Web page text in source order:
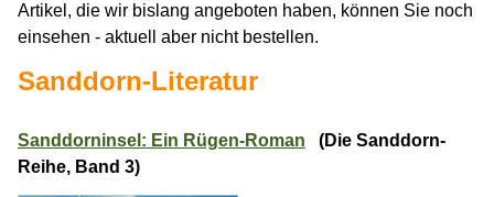
Artikel, die wir bislang angeboten haben, können Sie noch
einsehen - aktuell aber nicht bestellen.
Sanddorn-Literatur
Sanddorninsel: Ein Rügen-Roman
(Die Sanddorn-
Reihe, Band 3)